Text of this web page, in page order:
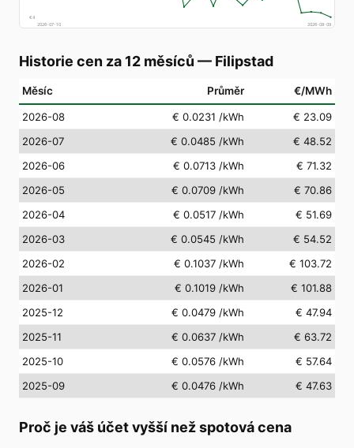
€4
2026-07-10
2026-08-09
Historie cen za 12 měsíců — Filipstad
Měsíc Průměr €/MWh
2026-08 € 0.0231 /kWh
€ 23.09
2026-07
€ 0.0485 /kWh
€ 48.52
2026-06
€ 0.0713 /kWh
€ 71.32
2026-05
€ 0.0709 /kWh
€ 70.86
2026-04
€ 0.0517 /kWh
€ 51.69
2026-03
€ 0.0545 /kWh
€ 54.52
2026-02
€ 0.1037 /kWh
€ 103.72
2026-01
€ 0.1019 /kWh
€ 101.88
2025-12
€ 0.0479 /kWh
€ 47.94
2025-11
€ 0.0637 /kWh
€ 63.72
2025-10
€ 0.0576 /kWh
€ 57.64
2025-09
€ 0.0476 /kWh € 47.63
Proč je váš účet vyšší než spotová cena